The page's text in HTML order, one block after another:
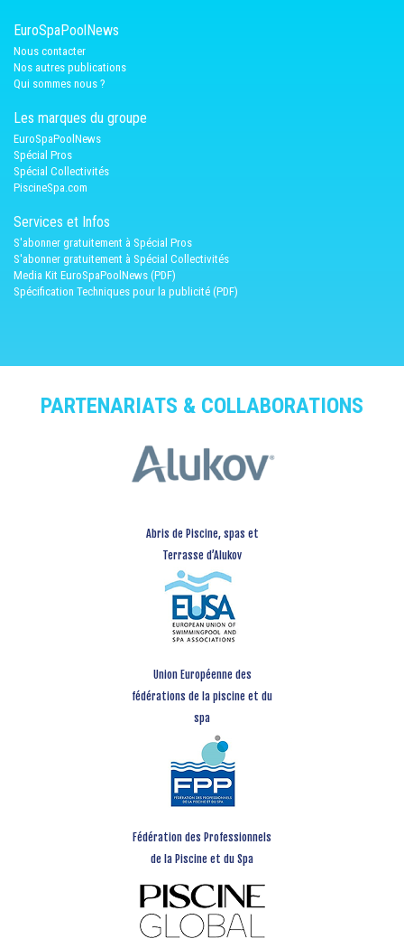
EuroSpaPoolNews
Nous contacter
Nos autres publications
Qui sommes nous ?
Les marques du groupe
EuroSpaPoolNews
Spécial Pros
Spécial Collectivités
PiscineSpa.com
Services et Infos
S'abonner gratuitement à Spécial Pros
S'abonner gratuitement à Spécial Collectivités
Media Kit EuroSpaPoolNews (PDF)
Spécification Techniques pour la publicité (PDF)
PARTENARIATS & COLLABORATIONS
Abris de Piscine, spas et
Terrasse d’Alukov
Union Européenne des
fédérations de la piscine et du
spa
Fédération des Professionnels
de la Piscine et du Spa